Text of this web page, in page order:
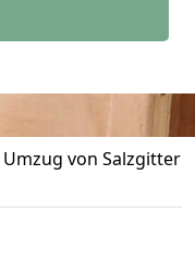
Umzug von Salzgitter